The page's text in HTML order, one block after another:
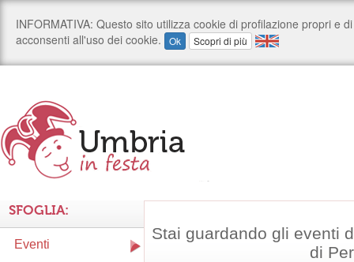
Stai guardando gli eventi
di
SFOGLIA:
Eventi